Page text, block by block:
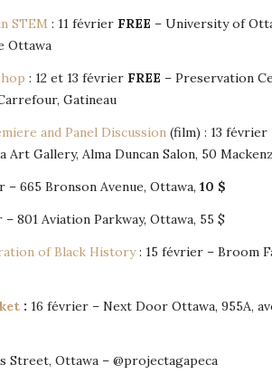
STEM : 11 février FREE – University of
Ottawa
: 12 et 13 février FREE – Preservation
Gatineau
and Panel Discussion (film) : 13 février
Art Gallery, Alma Duncan Salon, 50
– 665 Bronson Avenue, Ottawa, 10 $
– 801 Aviation Parkway, Ottawa, 55 $
of Black History: 15 février – Broom
: 16 février – Next Door Ottawa, 955A,
Street, Ottawa – @projectagapeca